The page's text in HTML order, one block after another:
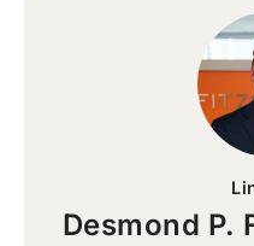
Desmond P.